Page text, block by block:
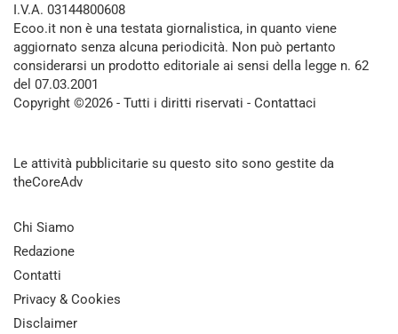
I.V.A. 03144800608
Ecoo.it non è una testata giornalistica, in quanto viene
aggiornato senza alcuna periodicità. Non può pertanto
considerarsi un prodotto editoriale ai sensi della legge n. 62
del 07.03.2001
Copyright ©2026 - Tutti i diritti riservati - Contattaci
Le attività pubblicitarie su questo sito sono gestite da
theCoreAdv
Chi Siamo
Redazione
Contatti
Privacy & Cookies
Disclaimer